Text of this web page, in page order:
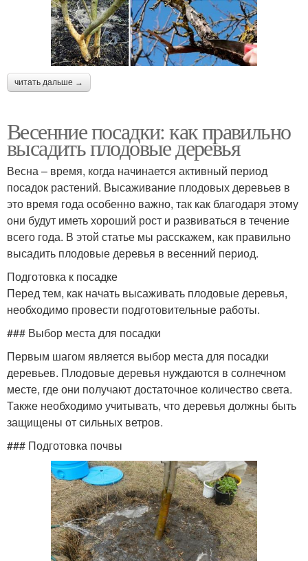
читать дальше →
Весенние посадки: как правильно
высадить плодовые деревья
Весна – время, когда начинается активный период
посадок растений. Высаживание плодовых деревьев в
это время года особенно важно, так как благодаря этому
они будут иметь хороший рост и развиваться в течение
всего года. В этой статье мы расскажем, как правильно
высадить плодовые деревья в весенний период.
Подготовка к посадке
Перед тем, как начать высаживать плодовые деревья,
необходимо провести подготовительные работы.
### Выбор места для посадки
Первым шагом является выбор места для посадки
деревьев. Плодовые деревья нуждаются в солнечном
месте, где они получают достаточное количество света.
Также необходимо учитывать, что деревья должны быть
защищены от сильных ветров.
### Подготовка почвы